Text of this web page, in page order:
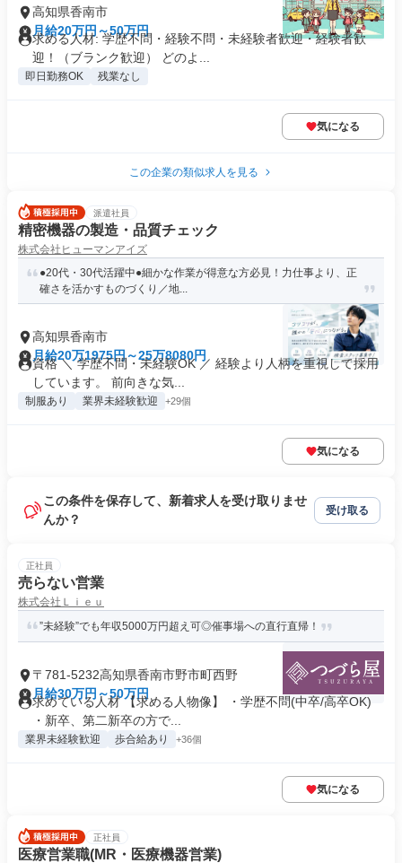
高知県香南市
月給20万円～50万円
求める人材: 学歴不問・経験不問・未経験者歓迎・経験者歓
迎！（ブランク歓迎） どのよ...
即日勤務OK 残業なし
気になる
この企業の類似求人を見る
派遣社員
精密機器の製造・品質チェック
株式会社ヒューマンアイズ
●20代・30代活躍中●細かな作業が得意な方必見！力仕事より、正
確さを活かすものづくり／地...
高知県香南市
月給20万1975円～25万8080円
資格 ＼ 学歴不問・未経験OK ／ 経験より人柄を重視して採用
しています。 前向きな気...
制服あり 業界未経験歓迎 +29個
気になる
この条件を保存して、新着求人を受け取りませ
んか？
受け取る
正社員
売らない営業
株式会社Ｌｉｅｕ
”未経験”でも年収5000万円超え可◎催事場への直行直帰！
〒781-5232高知県香南市野市町西野
月給30万円～50万円
求めている人材 【求める人物像】 ・学歴不問(中卒/高卒OK)
・新卒、第二新卒の方で...
業界未経験歓迎 歩合給あり +36個
気になる
正社員
医療営業職(MR・医療機器営業)